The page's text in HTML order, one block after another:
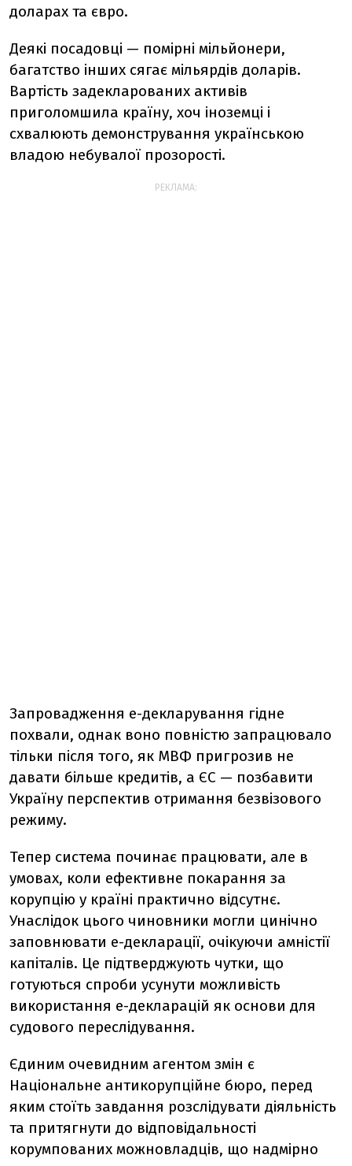
доларах та євро.
Деякі посадовці — помірні мільйонери,
багатство інших сягає мільярдів доларів.
Вартість задекларованих активів
приголомшила країну, хоч іноземці і
схвалюють демонстрування українською
владою небувалої прозорості.
РЕКЛАМА:
Запровадження е-декларування гідне
похвали, однак воно повністю запрацювало
тільки після того, як МВФ пригрозив не
давати більше кредитів, а ЄС — позбавити
Україну перспектив отримання безвізового
режиму.
Тепер система починає працювати, але в
умовах, коли ефективне покарання за
корупцію у країні практично відсутнє.
Унаслідок цього чиновники могли цинічно
заповнювати е-декларації, очікуючи амністії
капіталів. Це підтверджують чутки, що
готуються спроби усунути можливість
використання е-декларацій як основи для
судового переслідування.
Єдиним очевидним агентом змін є
Національне антикорупційне бюро, перед
яким стоїть завдання розслідувати діяльність
та притягнути до відповідальності
корумпованих можновладців, що надмірно